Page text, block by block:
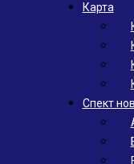
Карта
Спект